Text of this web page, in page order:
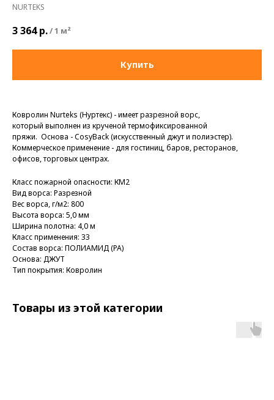
NURTEKS
3 364 р./1 м²
Купить
Ковролин Nurteks (Нуртекс) - имеет разрезной ворс,
который выполнен из крученой термофиксированной
пряжи. Основа - CosyBack (искусственный джут и полиэстер).
Коммерческое применение - для гостиниц, баров, ресторанов,
офисов, торговых центрах.
Класс пожарной опасности: КМ2
Вид ворса: Разрезной
Вес ворса, г/м2: 800
Высота ворса: 5,0 мм
Ширина полотна: 4,0 м
Класс применения: 33
Состав ворса: ПОЛИАМИД (PA)
Основа: ДЖУТ
Тип покрытия: Ковролин
Товары из этой категории